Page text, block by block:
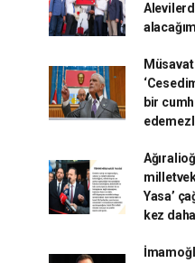
bir
Yasa’
kez